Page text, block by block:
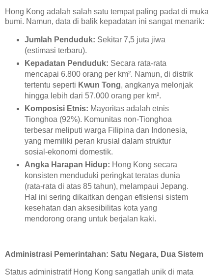
Hong Kong adalah salah satu tempat paling padat di muka
bumi. Namun, data di balik kepadatan ini sangat menarik:
Jumlah Penduduk: Sekitar 7,5 juta jiwa
(estimasi terbaru).
Kepadatan Penduduk: Secara rata-rata
mencapai 6.800 orang per km². Namun, di distrik
tertentu seperti Kwun Tong, angkanya melonjak
hingga lebih dari 57.000 orang per km².
Komposisi Etnis: Mayoritas adalah etnis
Tionghoa (92%). Komunitas non-Tionghoa
terbesar meliputi warga Filipina dan Indonesia,
yang memiliki peran krusial dalam struktur
sosial-ekonomi domestik.
Angka Harapan Hidup: Hong Kong secara
konsisten menduduki peringkat teratas dunia
(rata-rata di atas 85 tahun), melampaui Jepang.
Hal ini sering dikaitkan dengan efisiensi sistem
kesehatan dan aksesibilitas kota yang
mendorong orang untuk berjalan kaki.
Administrasi Pemerintahan: Satu Negara, Dua Sistem
Status administratif Hong Kong sangatlah unik di mata